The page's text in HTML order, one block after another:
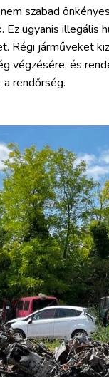
szabad
ugyanis illegális
Régi járműveket
végzésére, és
rendőrség.